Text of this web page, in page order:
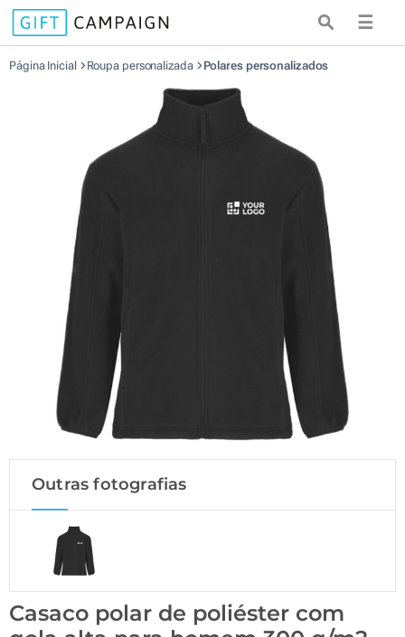
☰
Página Inicial Roupa personalizada Polares personalizados
Outras fotografias
Casaco polar de poliéster com